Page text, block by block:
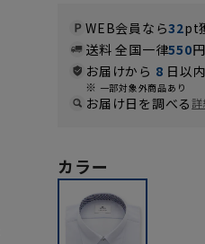
WEB会員なら32pt
送料 全国一律550
お届けから 8 日以
一部対象外商品あり
お届け日を調べる詳
カラー